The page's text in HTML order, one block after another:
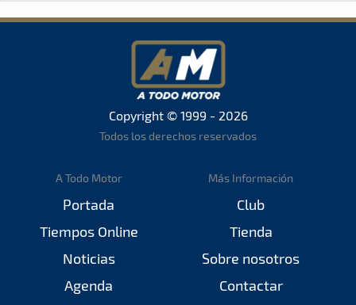
Copyright © 1999 - 2026
Todos los derechos reservados
A Todo Motor
Portada
Tiempos Online
Noticias
Agenda
Más Información
Club
Tienda
Sobre nosotros
Contactar